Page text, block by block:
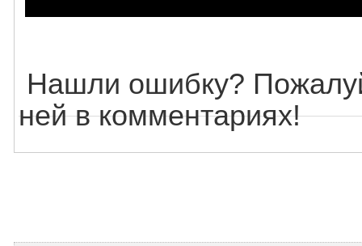
Нашли ошибку?
ней в комментариях!